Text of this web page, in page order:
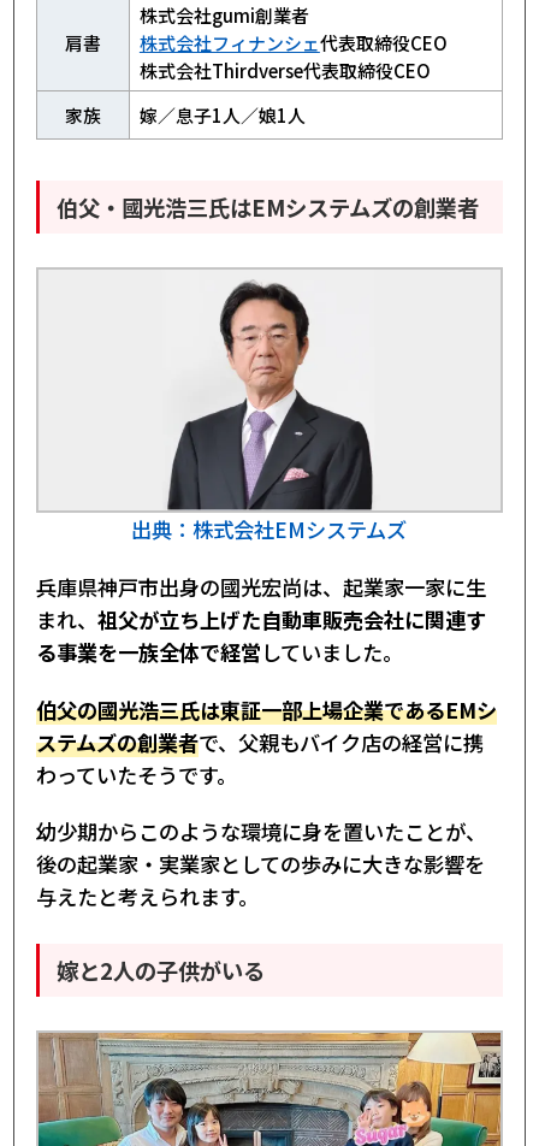
肩書
株式会社gumi創業者
株式会社フィナンシェ代表取締役CEO
株式会社Thirdverse代表取締役CEO
家族
嫁／息子1人／娘1人
伯父・國光浩三氏はEMシステムズの創業者
出典：株式会社EMシステムズ
兵庫県神戸市出身の國光宏尚は、起業家一家に生
まれ、 祖父が立ち上げた自動車販売会社に関連す
る事業を一族全体で経営 していました。
伯父の國光浩三氏は東証一部上場企業であるEMシ
ステムズの創業者で、父親もバイク店の経営に携
わっていたそうです。
幼少期からこのような環境に身を置いたことが、
後の起業家・実業家としての歩みに大きな影響を
与えたと考えられます。
嫁と2人の子供がいる